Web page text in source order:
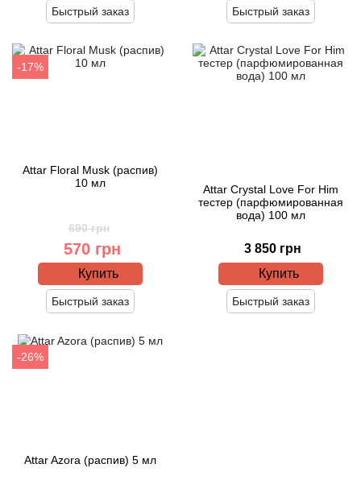
Быстрый заказ Быстрый заказ
-17%
Attar Floral Musk (распив)
10 мл
690 грн
570 грн
Купить
Быстрый заказ
Attar Crystal Love For Him
тестер (парфюмированная
вода) 100 мл
3 850 грн
Купить
Быстрый заказ
-26%
Attar Azora (распив) 5 мл
Blackglama
Bogdan Zubchenko
Bois 1920
Bon Parfumeur
Bond No.9